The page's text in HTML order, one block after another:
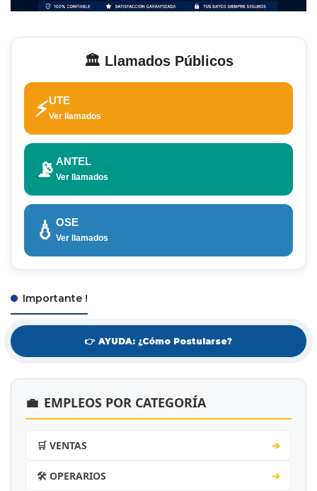
🏛️ Llamados Públicos
⚡UTE
Ver llamados
📡 ANTEL
Ver llamados
💧 OSE
Ver llamados
Importante !
👉 AYUDA: ¿Cómo Postularse?
💼 EMPLEOS POR CATEGORÍA
🛒 VENTAS ➔
🛠️ OPERARIOS ➔